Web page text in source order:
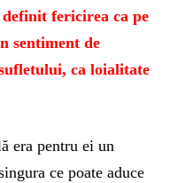
fericirea ca pe
sentiment de
ca loialitate
era pentru ei un
ce poate aduce